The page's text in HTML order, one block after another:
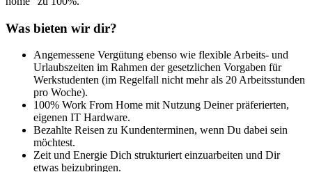
Was bieten wir dir?
Angemessene Vergütung ebenso wie flexible Arbeits- und
Urlaubszeiten im Rahmen der gesetzlichen Vorgaben für
Werkstudenten (im Regelfall nicht mehr als 20 Arbeitsstunden
pro Woche).
100% Work From Home mit Nutzung Deiner präferierten,
eigenen IT Hardware.
Bezahlte Reisen zu Kundenterminen, wenn Du dabei sein
möchtest.
Zeit und Energie Dich strukturiert einzuarbeiten und Dir
etwas beizubringen.